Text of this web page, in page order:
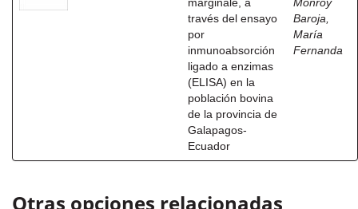
través del ensayo
por
inmunoabsorción
ligado a enzimas
(ELISA) en la
población bovina
de la provincia de
Galapagos-
Ecuador
Baroja,
María
Fernanda
Otras opciones relacionadas